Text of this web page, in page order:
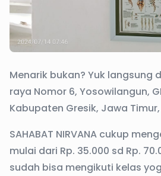
Menarik bukan? Yuk langsung
raya Nomor 6, Yosowilangun,
Kabupaten Gresik, Jawa Timur,
SAHABAT NIRVANA cukup
mulai dari Rp. 35.000 sd Rp.
sudah bisa mengikuti kelas